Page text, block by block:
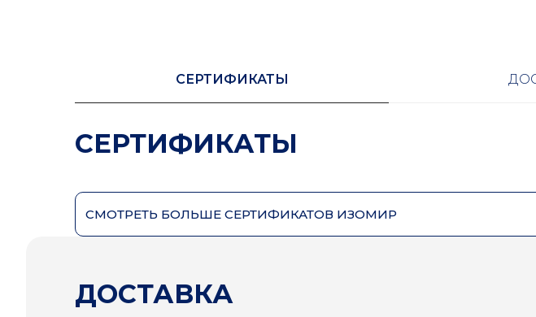
СЕРТИФИКАТЫ
СЕРТИФИКАТЫ
СМОТРЕТЬ БОЛЬШЕ СЕРТИФИКАТОВ ИЗОМИР
ДОСТАВКА